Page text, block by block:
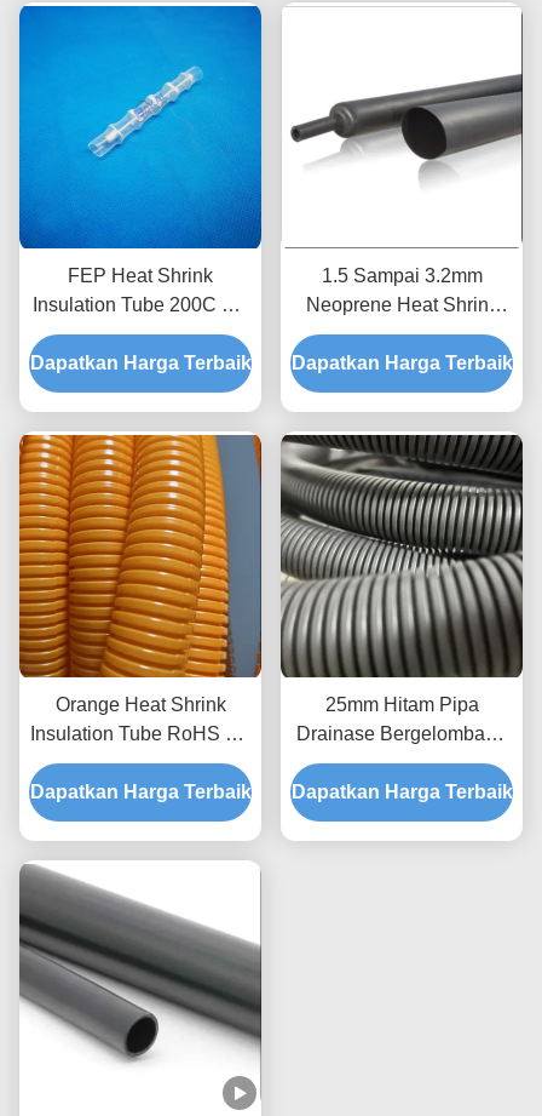
FEP Heat Shrink
Insulation Tube 200C UV
Resistance 125mm Wrap
Dapatkan Harga Terbaik
1.5 Sampai 3.2mm
Neoprene Heat Shrink
Tubing Dinding Tunggal
Dapatkan Harga Terbaik
Orange Heat Shrink
Insulation Tube RoHS PP
Flame Retardant Heat
Shrink Tubing
Dapatkan Harga Terbaik
25mm Hitam Pipa
Drainase Bergelombang
PP, Pipa Tiriskan
Fleksibel Hitam 32mm
Dapatkan Harga Terbaik